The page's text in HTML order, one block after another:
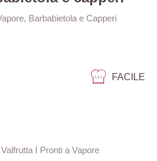
Barbabietola e Capperi
FACILE
I Pronti a Vapore